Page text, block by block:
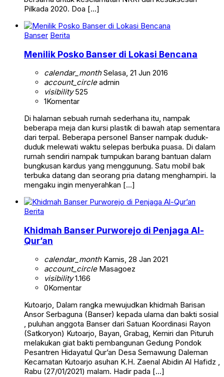
Pilkada 2020. Doa […]
Banser Berita
Menilik Posko Banser di Lokasi Bencana
calendar_monthSelasa, 21 Jun 2016
account_circleadmin
visibility525
1Komentar
Di halaman sebuah rumah sederhana itu, nampak
beberapa meja dan kursi plastik di bawah atap sementara
dari terpal. Beberapa personel Banser nampak duduk-
duduk melewati waktu selepas berbuka puasa. Di dalam
rumah sendiri nampak tumpukan barang bantuan dalam
bungkusan kardus yang menggunung. Satu mobil bak
terbuka datang dan seorang pria datang menghampiri. Ia
mengaku ingin menyerahkan […]
Berita
Khidmah Banser Purworejo di Penjaga Al-
Qur’an
calendar_monthKamis, 28 Jan 2021
account_circleMasagoez
visibility1.166
0Komentar
Kutoarjo, Dalam rangka mewujudkan khidmah Barisan
Ansor Serbaguna (Banser) kepada ulama dan bakti sosial
, puluhan anggota Banser dari Satuan Koordinasi Rayon
(Satkoryon) Kutoarjo, Bayan, Grabag, Kemiri dan Pituruh
melakukan giat bakti pembangunan Gedung Pondok
Pesantren Hidayatul Qur’an Desa Semawung Daleman
Kecamatan Kutoarjo asuhan K.H. Zaenal Abidin Al Hafidz ,
Rabu (27/01/2021) malam. Hadir pada […]